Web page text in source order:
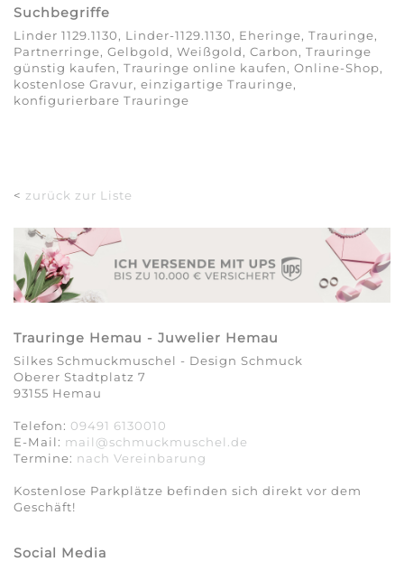
Suchbegriffe
Linder 1129.1130, Linder-1129.1130, Eheringe, Trauringe,
Partnerringe, Gelbgold, Weißgold, Carbon, Trauringe
günstig kaufen, Trauringe online kaufen, Online-Shop,
kostenlose Gravur, einzigartige Trauringe,
konfigurierbare Trauringe
< zurück zur Liste
Trauringe Hemau - Juwelier Hemau
Silkes Schmuckmuschel - Design Schmuck
Oberer Stadtplatz 7
93155 Hemau
Telefon: 09491 6130010
E-Mail: mail@schmuckmuschel.de
Termine: nach Vereinbarung​​​​​​​
Kostenlose Parkplätze befinden sich direkt vor dem
Geschäft!
Social Media